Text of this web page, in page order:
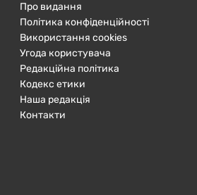
Про видання
Політика конфіденційності
Використання cookies
Угода користувача
Редакційна політика
Кодекс етики
Наша редакція
Контакти